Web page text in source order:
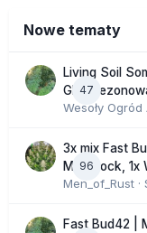
Nowe tematy
47
Living Soil
GHS
Wesoły Ogród
96
3x mix Fast
Moonrock, 1x
Men_of_Rust
Fast Bud42 |